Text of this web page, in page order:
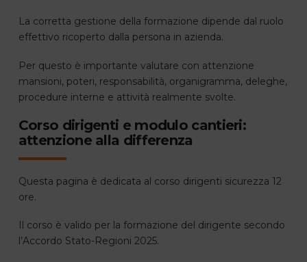
La corretta gestione della formazione dipende dal ruolo
effettivo ricoperto dalla persona in azienda.
Per questo è importante valutare con attenzione
mansioni, poteri, responsabilità, organigramma, deleghe,
procedure interne e attività realmente svolte.
Corso dirigenti e modulo cantieri:
attenzione alla differenza
Questa pagina è dedicata al corso dirigenti sicurezza 12
ore.
Il corso è valido per la formazione del dirigente secondo
l’Accordo Stato-Regioni 2025.